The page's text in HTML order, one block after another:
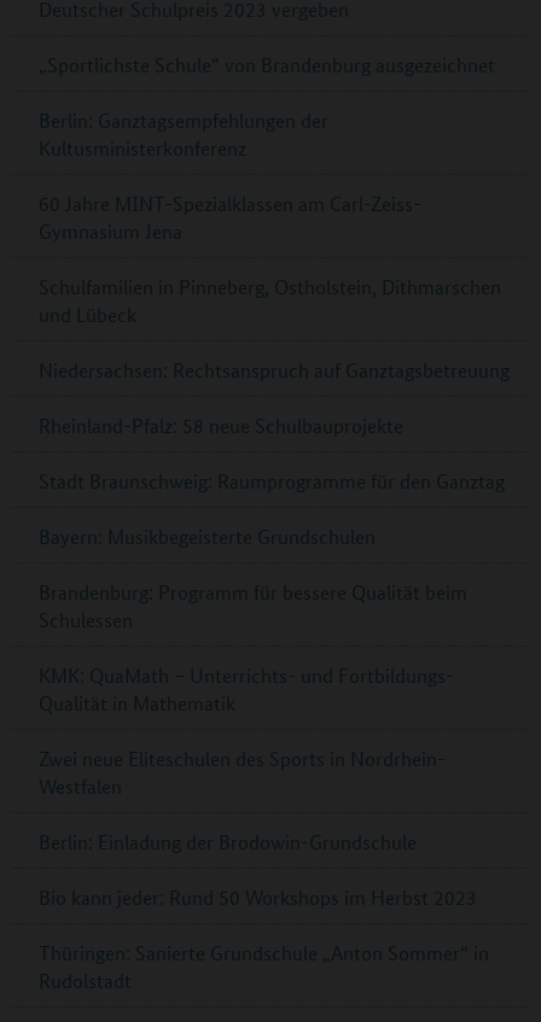
Deutscher Schulpreis 2023 vergeben
„Sportlichste Schule“ von Brandenburg ausgezeichnet
Berlin: Ganztagsempfehlungen der
Kultusministerkonferenz
60 Jahre MINT-Spezialklassen am Carl-Zeiss-
Gymnasium Jena
Schulfamilien in Pinneberg, Ostholstein, Dithmarschen
und Lübeck
Niedersachsen: Rechtsanspruch auf Ganztagsbetreuung
Rheinland-Pfalz: 58 neue Schulbauprojekte
Stadt Braunschweig: Raumprogramme für den Ganztag
Bayern: Musikbegeisterte Grundschulen
Brandenburg: Programm für bessere Qualität beim
Schulessen
KMK: QuaMath – Unterrichts- und Fortbildungs-
Qualität in Mathematik
Zwei neue Eliteschulen des Sports in Nordrhein-
Westfalen
Berlin: Einladung der Brodowin-Grundschule
Bio kann jeder: Rund 50 Workshops im Herbst 2023
Thüringen: Sanierte Grundschule „Anton Sommer“ in
Rudolstadt